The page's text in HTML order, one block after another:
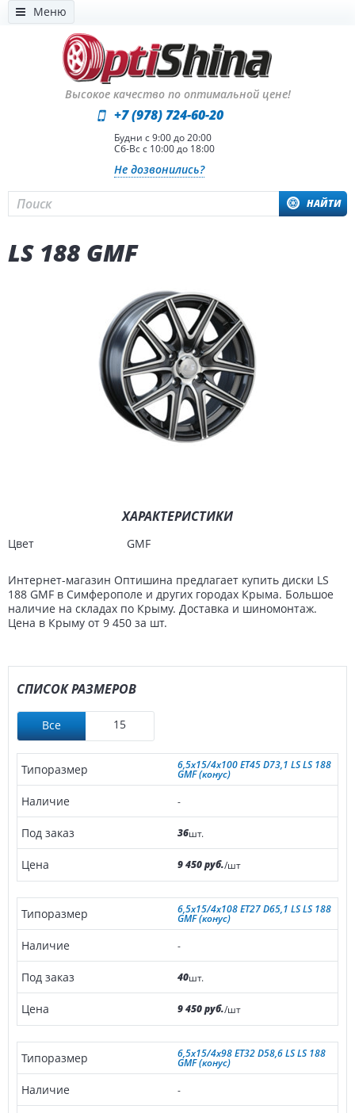
Меню
Высокое качество по оптимальной цене!
НАЙТИ
+7 (978) 724-60-20
Будни с 9:00 до 20:00
Сб-Вс с 10:00 до 18:00
Не дозвонились?
LS 188 GMF
ХАРАКТЕРИСТИКИ
Цвет GMF
Интернет-магазин Оптишина предлагает купить диски LS
188 GMF в Симферополе и других городах Крыма. Большое
наличие на складах по Крыму. Доставка и шиномонтаж.
Цена в Крыму от 9 450 за шт.
СПИСОК РАЗМЕРОВ
Все 15
6,5x15/4x100 ET45 D73,1 LS LS 188
GMF (конус)
-
36шт.
9 450 руб./шт
6,5x15/4x108 ET27 D65,1 LS LS 188
GMF (конус)
-
40шт.
9 450 руб./шт
6,5x15/4x98 ET32 D58,6 LS LS 188
GMF (конус)
-